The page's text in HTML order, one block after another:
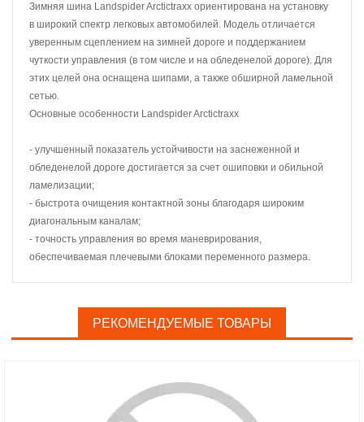
Зимняя шина Landspider Arctictraxx ориентирована на установку
в широкий спектр легковых автомобилей. Модель отличается
уверенным сцеплением на зимней дороге и поддержанием
чуткости управления (в том числе и на обледенелой дороге). Для
этих целей она оснащена шипами, а также обширной ламельной
сетью.
Основные особенности Landspider Arctictraxx
- улучшенный показатель устойчивости на заснеженной и
обледенелой дороге достигается за счет ошиповки и обильной
ламелизации;
- быстрота очищения контактной зоны благодаря широким
диагональным каналам;
- точность управления во время маневрирования,
обеспечиваемая плечевыми блоками переменного размера.
РЕКОМЕНДУЕМЫЕ ТОВАРЫ